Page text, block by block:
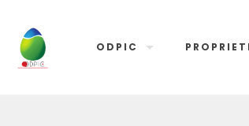
ODPIC